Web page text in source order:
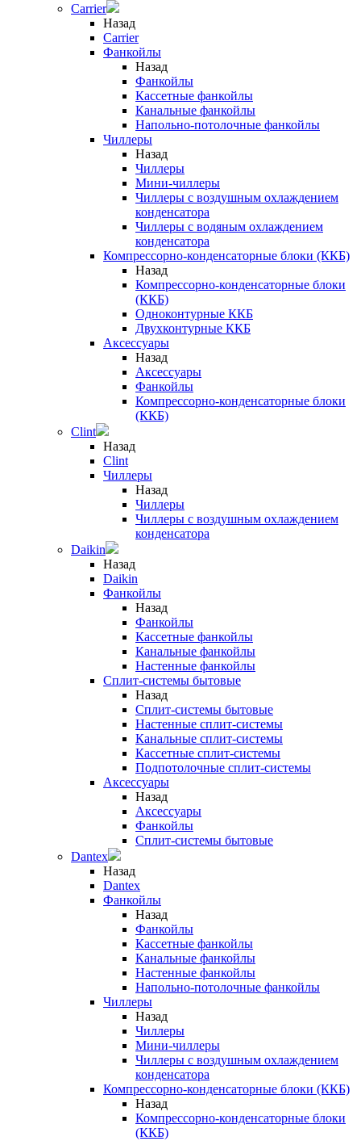
Carrier
Назад
Carrier
Фанкойлы
Назад
Фанкойлы
Кассетные фанкойлы
Канальные фанкойлы
Напольно-потолочные фанкойлы
Чиллеры
Назад
Чиллеры
Мини-чиллеры
Чиллеры с воздушным охлаждением
конденсатора
Чиллеры с водяным охлаждением
конденсатора
Компрессорно-конденсаторные блоки (ККБ)
Назад
Компрессорно-конденсаторные блоки
(ККБ)
Одноконтурные ККБ
Двухконтурные ККБ
Аксессуары
Назад
Аксессуары
Фанкойлы
Компрессорно-конденсаторные блоки
(ККБ)
Clint
Назад
Clint
Чиллеры
Назад
Чиллеры
Чиллеры с воздушным охлаждением
конденсатора
Daikin
Назад
Daikin
Фанкойлы
Назад
Фанкойлы
Кассетные фанкойлы
Канальные фанкойлы
Настенные фанкойлы
Сплит-системы бытовые
Назад
Сплит-системы бытовые
Настенные сплит-системы
Канальные сплит-системы
Кассетные сплит-системы
Подпотолочные сплит-системы
Аксессуары
Назад
Аксессуары
Фанкойлы
Сплит-системы бытовые
Dantex
Назад
Dantex
Фанкойлы
Назад
Фанкойлы
Кассетные фанкойлы
Канальные фанкойлы
Настенные фанкойлы
Напольно-потолочные фанкойлы
Чиллеры
Назад
Чиллеры
Мини-чиллеры
Чиллеры с воздушным охлаждением
конденсатора
Компрессорно-конденсаторные блоки (ККБ)
Назад
Компрессорно-конденсаторные блоки
(ККБ)